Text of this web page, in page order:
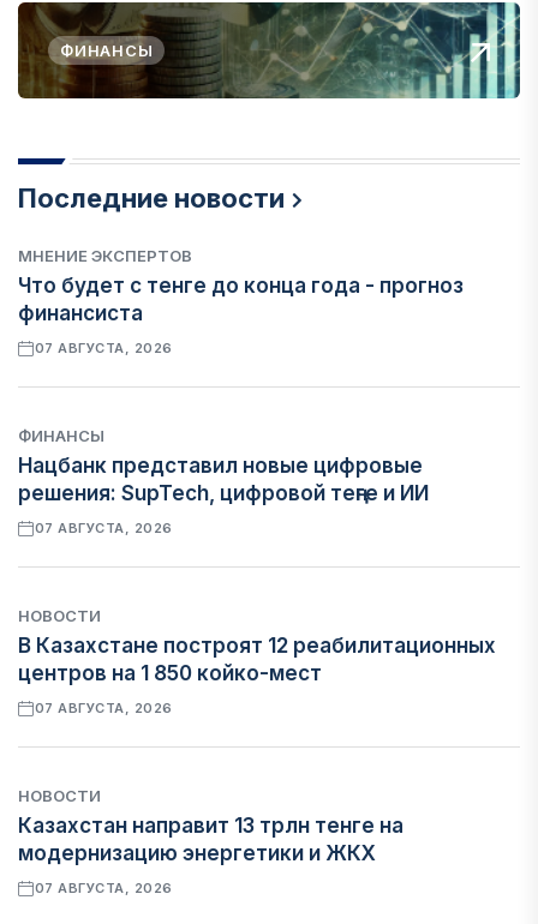
ФИНАНСЫ
Последние новости
МНЕНИЕ ЭКСПЕРТОВ
Что будет с тенге до конца года - прогноз
финансиста
07 АВГУСТА, 2026
ФИНАНСЫ
Нацбанк представил новые цифровые
решения: SupTech, цифровой теңге и ИИ
07 АВГУСТА, 2026
НОВОСТИ
В Казахстане построят 12 реабилитационных
центров на 1 850 койко-мест
07 АВГУСТА, 2026
НОВОСТИ
Казахстан направит 13 трлн тенге на
модернизацию энергетики и ЖКХ
07 АВГУСТА, 2026